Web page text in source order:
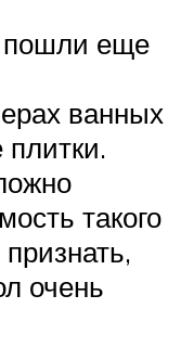
пошли еще
ванных
такого
очень